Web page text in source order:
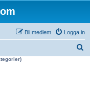
Logga in
Bli medlem